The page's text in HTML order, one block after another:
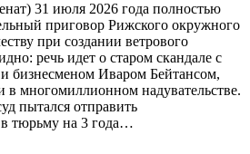
31 июля 2026 года полностью
приговор Рижского окружного
при создании ветрового
речь идет о старом скандале с
бизнесменом Иваром Бейтансом,
в многомиллионном надувательстве.
пытался отправить
тюрьму на 3 года…